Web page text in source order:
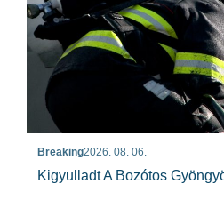
Breaking2026. 08. 06.
Kigyulladt A Bozótos